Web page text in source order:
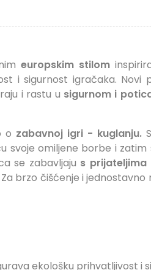
europskim stilom
i sigurnost igračaka. Novi
i rastu u sigurnom i
o zabavnoj igri - kuglanju.
omiljene borbe i
se zabavljaju s prijateljima
brzo čišćenje i jednostavno
ekološku prihvatljivost i